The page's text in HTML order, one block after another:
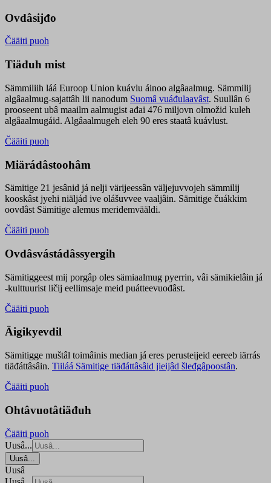
Ovdâsijđo
Čääiti puoh
Tiäđuh mist
Sämmiliih láá Euroop Union kuávlu áinoo algâaalmug. Sämmilij
algâaalmug-sajattâh lii nanodum Suomâ vuáđulaavâst. Suullân 6
prooseent ubâ maailm aalmugist ađai 476 miljovn olmožid kuleh
algâaalmugáid. Algâaalmugeh eleh 90 eres staatâ kuávlust.
Čääiti puoh
Miärádâstoohâm
Sämitige 21 jesânid já nelji värijeessân väljejuvvojeh sämmilij
kooskâst jyehi niäljád ive olášuvvee vaaljâin. Sämitige čuákkim
oovdâst Sämitige alemus meridemvääldi.
Čääiti puoh
Ovdâsvástádâssyergih
Sämitiggeest mij porgâp oles sämiaalmug pyerrin, vâi sämikielâin já
-kulttuurist ličij eellimsaje meid puátteevuođâst.
Čääiti puoh
Äigikyevdil
Sämitigge muštâl toimâinis median já eres perusteijeid eereeb iärrás
tiäđáttâsâin. Tiiláá Sämitige tiäđáttâsâid jieijâd šleđgâpoostân.
Čääiti puoh
Ohtâvuotâtiäđuh
Čääiti puoh
Uusâ...
Uusâ...
Uusâ